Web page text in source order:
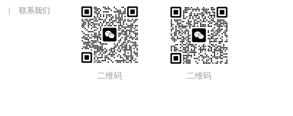
| 联系我们
二维码 二维码